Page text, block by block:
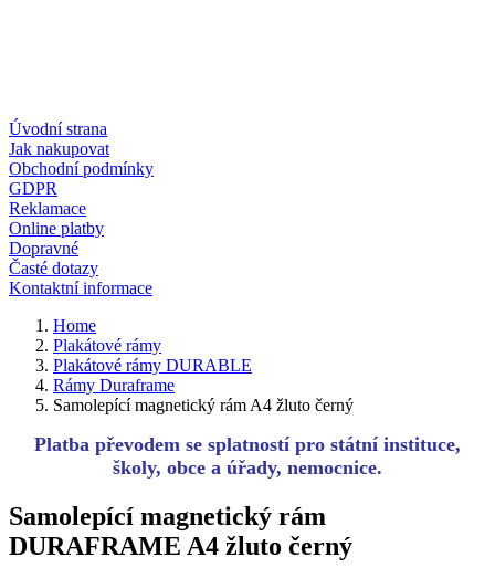
Úvodní strana
Jak nakupovat
Obchodní podmínky
GDPR
Reklamace
Online platby
Dopravné
Časté dotazy
Kontaktní informace
Home
Plakátové rámy
Plakátové rámy DURABLE
Rámy Duraframe
Samolepící magnetický rám A4 žluto černý
Platba převodem se splatností pro státní instituce,
školy, obce a úřady, nemocnice.
Samolepící magnetický rám
DURAFRAME A4 žluto černý